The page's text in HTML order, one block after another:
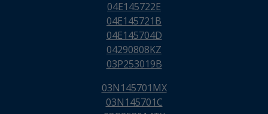
04E145722E
04E145721B
04E145704D
04290808KZ
03P253019B
03N145701MX
03N145701C